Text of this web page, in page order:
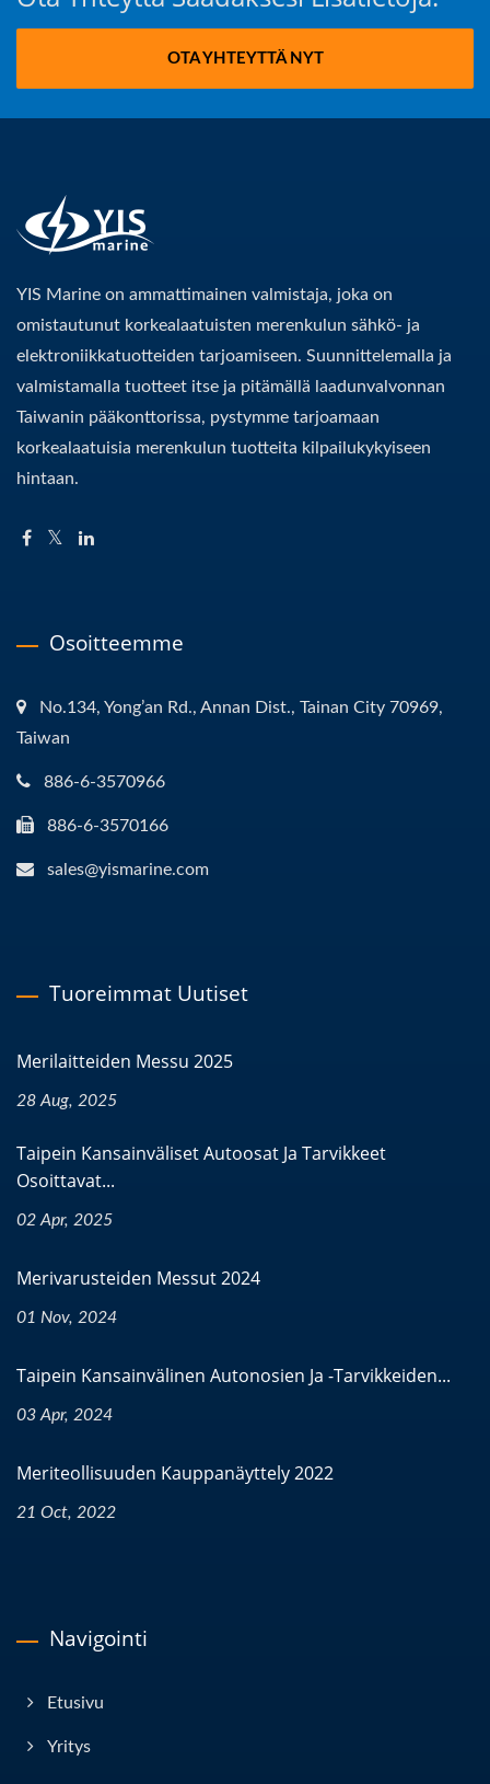
OTA YHTEYTTÄ NYT
YIS Marine on ammattimainen valmistaja, joka on
omistautunut korkealaatuisten merenkulun sähkö- ja
elektroniikkatuotteiden tarjoamiseen. Suunnittelemalla ja
valmistamalla tuotteet itse ja pitämällä laadunvalvonnan
Taiwanin pääkonttorissa, pystymme tarjoamaan
korkealaatuisia merenkulun tuotteita kilpailukykyiseen
hintaan.
Osoitteemme
No.134, Yong’an Rd., Annan Dist., Tainan City 70969,
Taiwan
886-6-3570966
886-6-3570166
sales@yismarine.com
Tuoreimmat Uutiset
Merilaitteiden Messu 2025
28 Aug, 2025
Taipein Kansainväliset Autoosat Ja Tarvikkeet
Osoittavat...
02 Apr, 2025
Merivarusteiden Messut 2024
01 Nov, 2024
Taipein Kansainvälinen Autonosien Ja -tarvikkeiden...
03 Apr, 2024
Meriteollisuuden Kauppanäyttely 2022
21 Oct, 2022
Navigointi
Etusivu
Yritys